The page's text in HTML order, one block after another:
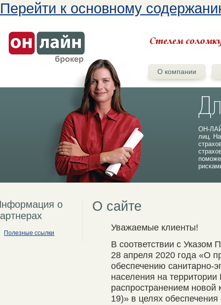
Перейти к основному
О компании
ОН-
лиц.
о
Полезные ссылки
О сайте
Уважаемые клиенты!
В соответствии с Указом
28 апреля 2020 года «О
обеспечению санитарно-
населения на
распространением новой
19)» в целях